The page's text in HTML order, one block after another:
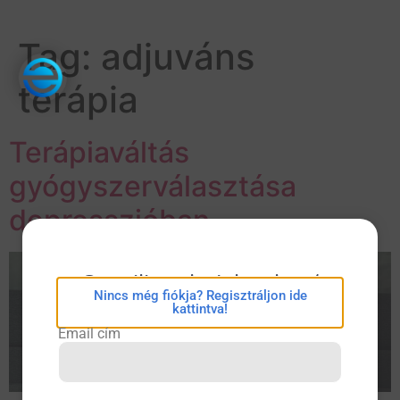
Tag: adjuváns
terápia
Terápiaváltás
gyógyszerválasztása
depresszióban
eConsilium bejelentkezés
Nincs még fiókja? Regisztráljon ide
kattintva!
Email cím